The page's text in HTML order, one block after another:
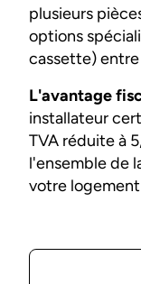
plusieurs
options
cassette)
L'avantage
installateur
TVA réduite à
l'ensemble de
votre logement